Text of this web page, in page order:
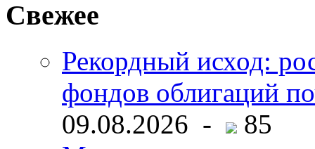
Свежее
Рекордный исход:
фондов облигаций
09.08.2026 -
85